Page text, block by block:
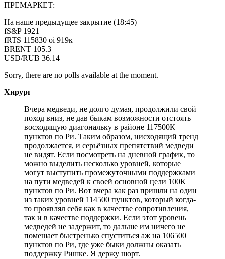
ПРЕМАРКЕТ:
На наше предыдущее закрытие (18:45)
fS&P 1921
fRTS 115830 oi 919к
BRENT 105.3
USD/RUB 36.14
Sorry, there are no polls available at the moment.
Хирург
Вчера медведи, не долго думая, продолжили свой
поход вниз, не дав быкам возможности отстоять
восходящую диагональку в районе 117500К
пунктов по Ри. Таким образом, нисходящий тренд
продолжается, и серьёзных препятствий медведи
не видят. Если посмотреть на дневной график, то
можно выделить несколько уровней, которые
могут выступить промежуточными поддержками
на пути медведей к своей основной цели 100К
пунктов по Ри. Вот вчера как раз пришли на один
из таких уровней 114500 пунктов, который когда-
то проявлял себя как в качестве сопротивления,
так и в качестве поддержки. Если этот уровень
медведей не задержит, то дальше им ничего не
помешает быстренько спуститься аж на 106500
пунктов по Ри, где уже быки должны оказать
поддержку Ришке. Я держу шорт.